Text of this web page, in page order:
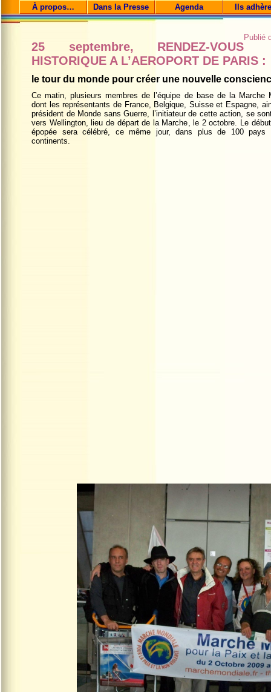
À propos… Dans la Presse Agenda Ils
Publié
25 septembre, RENDEZ-VOUS
HISTORIQUE A L’AEROPORT DE PARIS :
le tour du monde pour créer une nouvelle
Ce matin, plusieurs membres de l’équipe de base de la Marche
dont les représentants de France, Belgique, Suisse et Espagne,
président de Monde sans Guerre, l’initiateur de cette action, se
vers Wellington, lieu de départ de la Marche, le 2 octobre. Le
épopée sera célébré, ce même jour, dans plus de 100
continents.